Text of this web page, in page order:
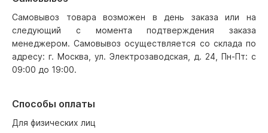
Самовывоз товара возможен в день заказа или на
следующий с момента подтверждения заказа
менеджером. Самовывоз осуществляется со склада по
адресу: г. Москва, ул. Электрозаводская, д. 24, Пн-Пт: с
09:00 до 19:00.
Способы оплаты
Для физических лиц